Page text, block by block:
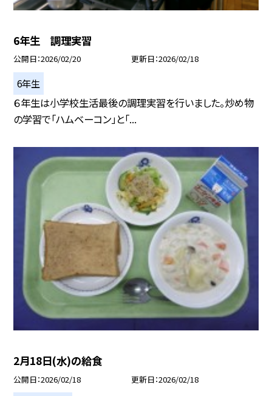
6年生 調理実習
公開日 2026/02/20 更新日 2026/02/18
6年生
６年生は小学校生活最後の調理実習を行いました。炒め物
の学習で「ハムベーコン」と「...
2月18日(水)の給食
公開日 2026/02/18 更新日 2026/02/18